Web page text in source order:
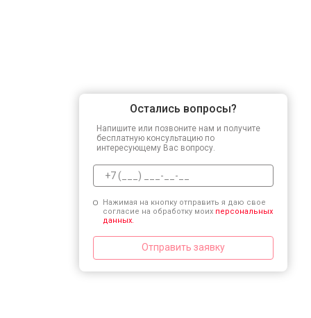
Остались вопросы?
Напишите или позвоните нам и получите
бесплатную консультацию по
интересующему Вас вопросу.
Нажимая на кнопку отправить я даю свое
согласие на обработку моих персональных
данных.
Отправить заявку